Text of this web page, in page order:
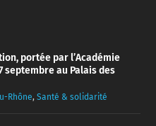
portée par l’Académie
septembre au Palais des
Rhône,Santé & solidarité